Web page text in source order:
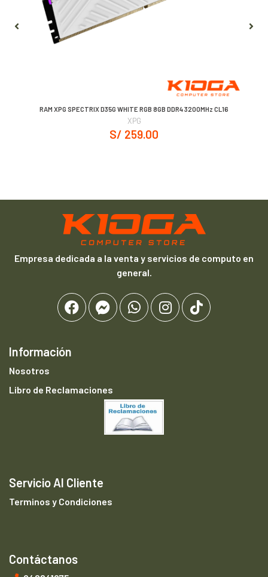
RAM XPG SPECTRIX D35G WHITE RGB 8GB DDR4 3200MHz CL16
XPG
S/ 259.00
Empresa dedicada a la venta y servicios de computo en
general.
Información
Nosotros
Libro de Reclamaciones
Servicio Al Cliente
Terminos y Condiciones
Contáctanos